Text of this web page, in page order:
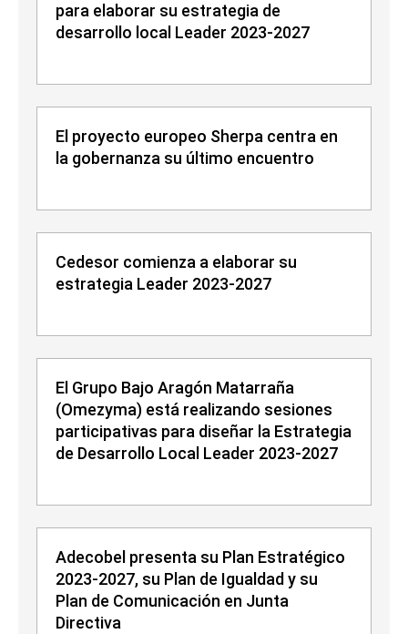
para elaborar su estrategia de
desarrollo local Leader 2023-2027
El proyecto europeo Sherpa centra en
la gobernanza su último encuentro
Cedesor comienza a elaborar su
estrategia Leader 2023-2027
El Grupo Bajo Aragón Matarraña
(Omezyma) está realizando sesiones
participativas para diseñar la Estrategia
de Desarrollo Local Leader 2023-2027
Adecobel presenta su Plan Estratégico
2023-2027, su Plan de Igualdad y su
Plan de Comunicación en Junta
Directiva